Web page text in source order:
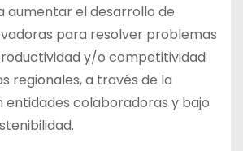
aumentar el desarrollo de
para resolver problemas
y/o competitividad
regionales, a través de la
entidades colaboradoras y bajo